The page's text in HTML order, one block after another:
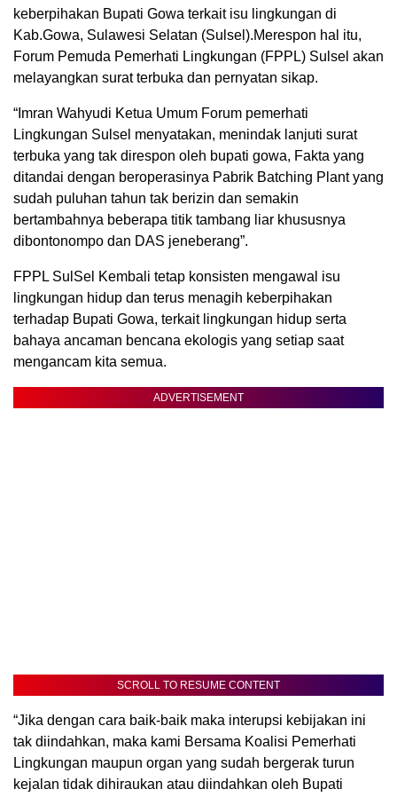
keberpihakan Bupati Gowa terkait isu lingkungan di
Kab.Gowa, Sulawesi Selatan (Sulsel).Merespon hal itu,
Forum Pemuda Pemerhati Lingkungan (FPPL) Sulsel akan
melayangkan surat terbuka dan pernyatan sikap.
“Imran Wahyudi Ketua Umum Forum pemerhati
Lingkungan Sulsel menyatakan, menindak lanjuti surat
terbuka yang tak direspon oleh bupati gowa, Fakta yang
ditandai dengan beroperasinya Pabrik Batching Plant yang
sudah puluhan tahun tak berizin dan semakin
bertambahnya beberapa titik tambang liar khususnya
dibontonompo dan DAS jeneberang”.
FPPL SulSel Kembali tetap konsisten mengawal isu
lingkungan hidup dan terus menagih keberpihakan
terhadap Bupati Gowa, terkait lingkungan hidup serta
bahaya ancaman bencana ekologis yang setiap saat
mengancam kita semua.
ADVERTISEMENT
SCROLL TO RESUME CONTENT
“Jika dengan cara baik-baik maka interupsi kebijakan ini
tak diindahkan, maka kami Bersama Koalisi Pemerhati
Lingkungan maupun organ yang sudah bergerak turun
kejalan tidak dihiraukan atau diindahkan oleh Bupati